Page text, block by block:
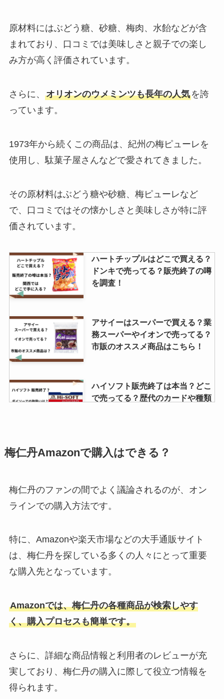
原材料にはぶどう糖、砂糖、梅肉、水飴などが含
まれており、口コミでは美味しさと親子での楽し
み方が高く評価されています。
さらに、 オリオンのウメミンツも長年の人気を誇
っています。
1973年から続くこの商品は、紀州の梅ピューレを
使用し、駄菓子屋さんなどで愛されてきました。
その原材料はぶどう糖や砂糖、梅ピューレなど
で、口コミではその懐かしさと美味しさが特に評
価されています。
ハートチップルはどこで買える？
ドンキで売ってる？販売終了の噂
を調査！
アサイーはスーパーで買える？業
務スーパーやイオンで売ってる？
市販のオススメ商品はこちら！
ハイソフト販売終了は本当？どこ
で売ってる？歴代のカードや種類
ウイスキー 響はどこで買える？生
産中止？定価で購入する方法はあ
そば粉は業務スーパーで販売して
サントリー レモンスカッシュ 販
は？
売時期はいつまで？
梅仁丹Amazonで購入はできる？
梅仁丹のファンの間でよく議論されるのが、オン
ラインでの購入方法です。
特に、Amazonや楽天市場などの大手通販サイト
は、梅仁丹を探している多くの人々にとって重要
な購入先となっています。
Amazonでは、梅仁丹の各種商品が検索しやす
く、購入プロセスも簡単です。
さらに、詳細な商品情報と利用者のレビューが充
実しており、梅仁丹の購入に際して役立つ情報を
得られます。